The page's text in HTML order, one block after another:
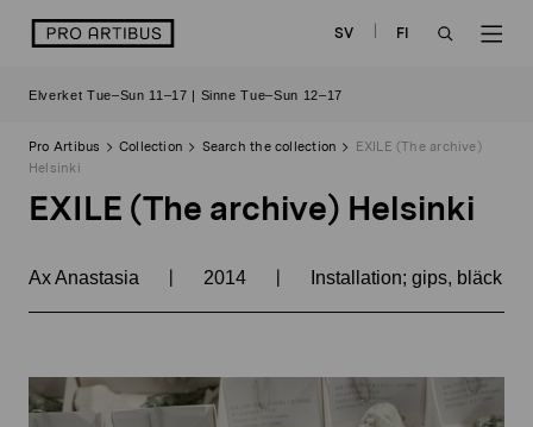
logo SV
FI
Elverket Tue–Sun 11–17 | Sinne Tue–Sun 12–17
Pro Artibus Collection Search the collection
EXILE (The archive)
Helsinki
EXILE (The archive) Helsinki
Ax Anastasia | 2014 | Installation; gips, bläck